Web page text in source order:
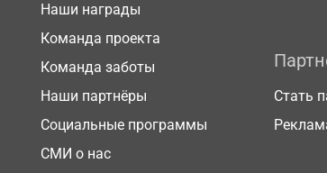
Наши награды
Команда проекта
Команда заботы
Наши партнёры
Социальные программы
СМИ о нас
Стать